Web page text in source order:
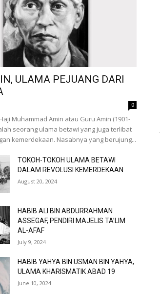
ULAMA PEJUANG DARI
0
Muhammad Amin atau Guru Amin (1901-
seorang ulama betawi yang juga terlibat
kemerdekaan. Nasabnya yang berujung...
TOKOH-TOKOH ULAMA BETAWI
DALAM REVOLUSI KEMERDEKAAN
August 20, 2024
HABIB ALI BIN ABDURRAHMAN
ASSEGAF, PENDIRI MAJELIS TA’LIM
AL-AFAF
July 9, 2024
HABIB YAHYA BIN USMAN BIN YAHYA,
ULAMA KHARISMATIK ABAD 19
June 10, 2024